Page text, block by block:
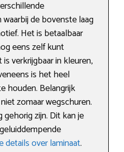
de bovenste laag
Het is betaalbaar
eens zelf kunt
verkrijgbaar in kleuren,
is het heel
houden. Belangrijk
zomaar wegschuren.
gehorig zijn. Dit kan je
details over laminaat.